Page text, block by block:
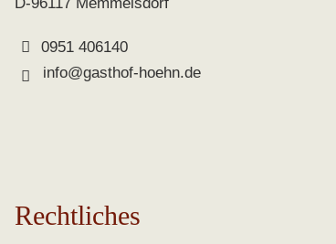
0951 406140
info@gasthof-hoehn.de
Rechtliches